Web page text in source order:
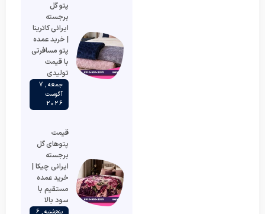
پتو گل
برجسته
ایرانی کاترینا
| خرید عمده
پتو مسافرتی
با قیمت
تولیدی
جمعه , 7
آگوست
2026
قیمت
پتوهای گل
برجسته
ایرانی چیکا |
خرید عمده
مستقیم با
سود بالا
پنج‌شنبه , 6